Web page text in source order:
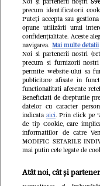
complet
Milioane de
precum identificatorii
Puteți accepta sau
opune utilizării unui
confidențialitate. Aceste
navigarea. Mai multe detalii
Noi si partenerii nostri
precum si furnizorii
permite website-ului sa
publicitare afisate in
functionalitati aferente
Beneficiati de drepturile
datelor cu caracter
indicataaici. Prin click pe
de tip Cookie, care
informatiilor de catre
MODIFIC SETARILE
mai putin cele legate de
Atât noi, cât și